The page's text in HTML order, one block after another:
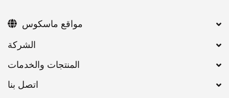
اتصل بنا
مواقع ماسكوس